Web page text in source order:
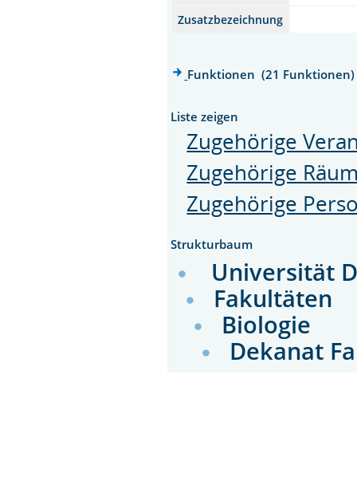
Zusatzbezeichnung
Funktionen (21 Funktionen)
Liste zeigen
Zugehörige
Zugehörige
Zugehörige
Strukturbaum
Universität
Fakultäten
Biologie
Dekanat